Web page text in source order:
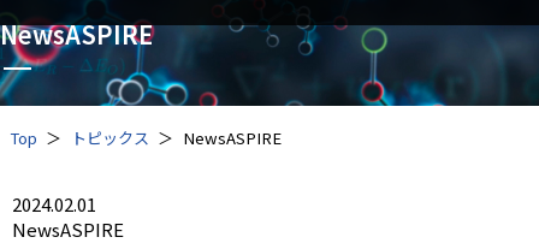
NewsASPIRE
Top トピックス NewsASPIRE
2024.02.01
NewsASPIRE